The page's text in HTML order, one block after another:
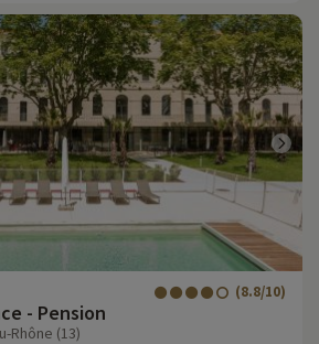
- Pension
(8.8/10)
Rhône (13)